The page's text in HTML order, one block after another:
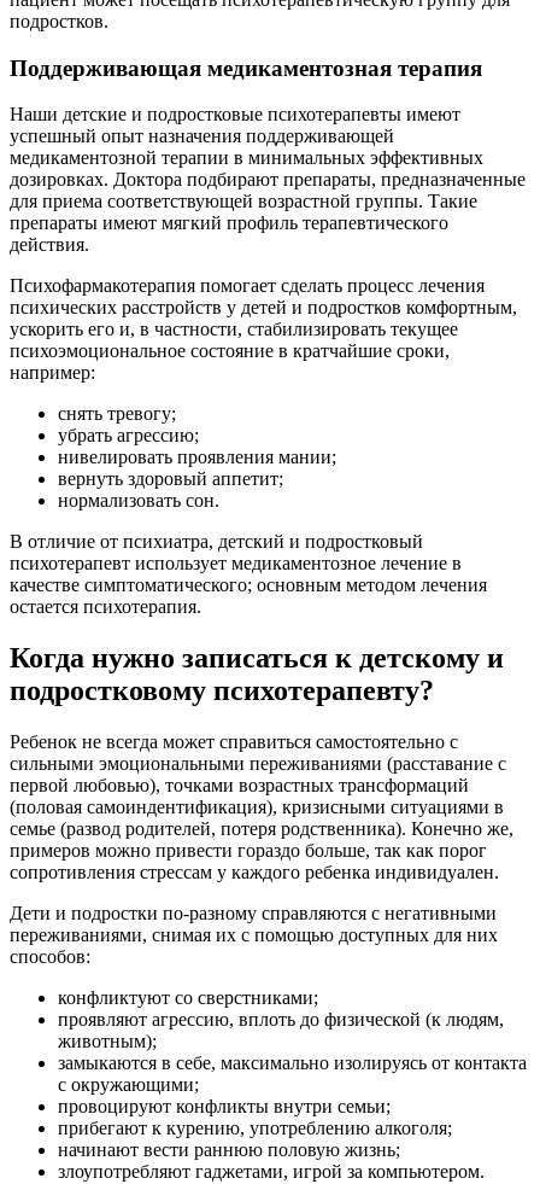
подростков.
Поддерживающая медикаментозная терапия
Наши детские и подростковые психотерапевты имеют
успешный опыт назначения поддерживающей
медикаментозной терапии в минимальных эффективных
дозировках. Доктора подбирают препараты, предназначенные
для приема соответствующей возрастной группы. Такие
препараты имеют мягкий профиль терапевтического
действия.
Психофармакотерапия помогает сделать процесс лечения
психических расстройств у детей и подростков комфортным,
ускорить его и, в частности, стабилизировать текущее
психоэмоциональное состояние в кратчайшие сроки,
например:
снять тревогу;
убрать агрессию;
нивелировать проявления мании;
вернуть здоровый аппетит;
нормализовать сон.
В отличие от психиатра, детский и подростковый
психотерапевт использует медикаментозное лечение в
качестве симптоматического; основным методом лечения
остается психотерапия.
Когда нужно записаться к детскому и
подростковому психотерапевту?
Ребенок не всегда может справиться самостоятельно с
сильными эмоциональными переживаниями (расставание с
первой любовью), точками возрастных трансформаций
(половая самоиндентификация), кризисными ситуациями в
семье (развод родителей, потеря родственника). Конечно же,
примеров можно привести гораздо больше, так как порог
сопротивления стрессам у каждого ребенка индивидуален.
Дети и подростки по-разному справляются с негативными
переживаниями, снимая их с помощью доступных для них
способов:
конфликтуют со сверстниками;
проявляют агрессию, вплоть до физической (к людям,
животным);
замыкаются в себе, максимально изолируясь от контакта
с окружающими;
провоцируют конфликты внутри семьи;
прибегают к курению, употреблению алкоголя;
начинают вести раннюю половую жизнь;
злоупотребляют гаджетами, игрой за компьютером.